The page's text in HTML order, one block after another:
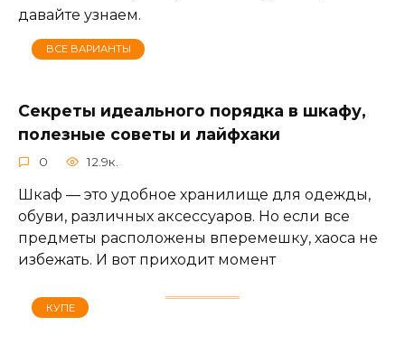
давайте узнаем.
ВСЕ ВАРИАНТЫ
Секреты идеального порядка в шкафу,
полезные советы и лайфхаки
0 12.9к.
Шкаф — это удобное хранилище для одежды,
обуви, различных аксессуаров. Но если все
предметы расположены вперемешку, хаоса не
избежать. И вот приходит момент
КУПЕ